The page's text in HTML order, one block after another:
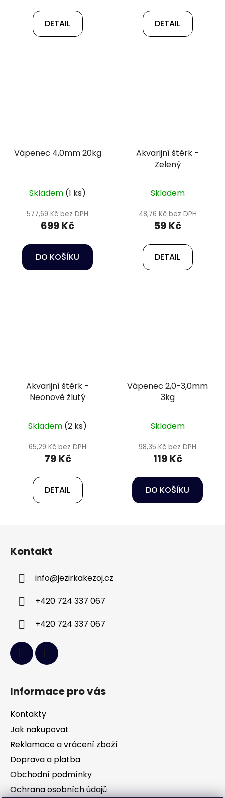
DETAIL DETAIL
Vápenec 4,0mm 20kg
Skladem (1 ks)
577,69 Kč bez DPH
699 Kč
DO KOŠÍKU
Akvarijní štěrk -
Zelený
Skladem
48,76 Kč bez DPH
59 Kč
DETAIL
Akvarijní štěrk -
Neonově žlutý
Skladem (2 ks)
65,29 Kč bez DPH
79 Kč
DETAIL
Vápenec 2,0-3,0mm
3kg
Skladem
98,35 Kč bez DPH
119 Kč
DO KOŠÍKU
Kontakt
info@jezirkakezoj.cz
+420 724 337 067
+420 724 337 067
Informace pro vás
Kontakty
Jak nakupovat
Reklamace a vrácení zboží
Doprava a platba
Obchodní podmínky
Ochrana osobních údajů